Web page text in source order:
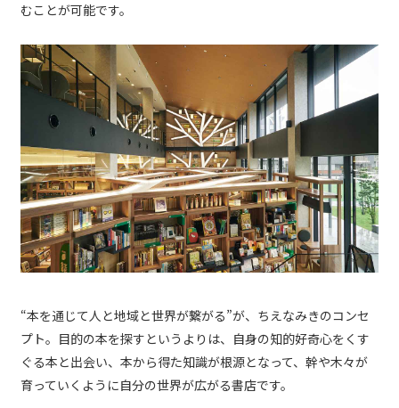
むことが可能です。
“本を通じて人と地域と世界が繋がる”が、ちえなみきのコンセ
プト。目的の本を探すというよりは、自身の知的好奇心をくす
ぐる本と出会い、本から得た知識が根源となって、幹や木々が
育っていくように自分の世界が広がる書店です。